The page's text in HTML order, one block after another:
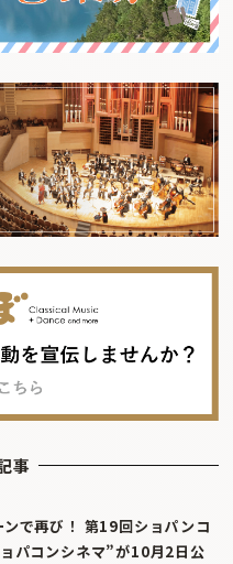
事
で再び！ 第19回ショパンコ
パコンシネマ”が10月2日公